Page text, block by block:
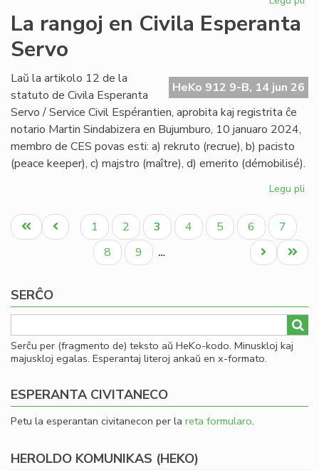
La rangoj en Civila Esperanta
Servo
HeKo 912 9-B, 14 jun 26
Laŭ la artikolo 12 de la
statuto de Civila Esperanta
Servo / Service Civil Espérantien, aprobita kaj registrita ĉe
notario Martin Sindabizera en Bujumburo, 10 januaro 2024,
membro de CES povas esti: a) rekruto (recrue), b) pacisto
(peace keeper), c) majstro (maître), d) emerito (démobilisé).
Legu pli
Pagination
Unua
paĝo
Antaŭa
paĝo
Paĝo
1 Paĝo
2
Aktuala
paĝo
3 Paĝo
4 Paĝo
5 Paĝo
6 Paĝo
7
Paĝo
8 Paĝo
9 …
Last
page
Next
page
SERĈO
Serĉu per (fragmento de) teksto aŭ HeKo-kodo. Minuskloj kaj
majuskloj egalas. Esperantaj literoj ankaŭ en x-formato.
ESPERANTA CIVITANECO
Petu la esperantan civitanecon per la reta formularo.
HEROLDO KOMUNIKAS (HEKO)